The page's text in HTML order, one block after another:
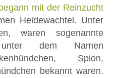
mit der Reinzucht
Heidewachtel. Unter
waren sogenannte
dem Namen
Spion,
bekannt waren.